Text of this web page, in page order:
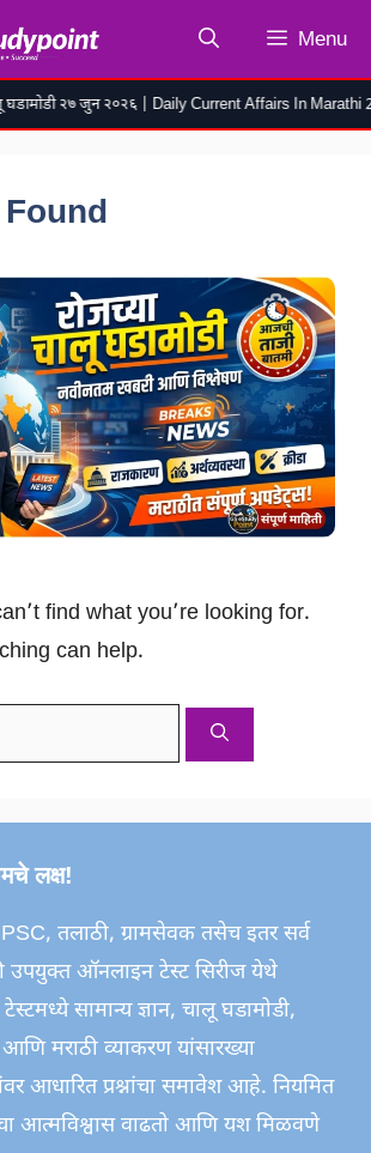
Menu
२७ जुन २०२६ | Daily Current Affairs In Marathi 27
find what you’re looking for.
can help.
लक्ष!
तलाठी, ग्रामसेवक तसेच इतर सर्व
उपयुक्त ऑनलाइन टेस्ट सिरीज येथे
सामान्य ज्ञान, चालू घडामोडी,
आणि मराठी व्याकरण यांसारख्या
आधारित प्रश्नांचा समावेश आहे. नियमित
आत्मविश्वास वाढतो आणि यश मिळवणे